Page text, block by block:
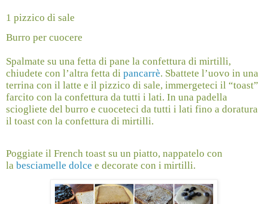
1 pizzico di sale
Burro per cuocere
Spalmate su una fetta di pane la confettura di mirtilli,
chiudete con l’altra fetta di pancarrè. Sbattete l’uovo in una
terrina con il latte e il pizzico di sale, immergeteci il “toast”
farcito con la confettura da tutti i lati. In una padella
sciogliete del burro e cuoceteci da tutti i lati fino a doratura
il toast con la confettura di mirtilli.
Poggiate il French toast su un piatto, nappatelo con
la besciamelle dolce e decorate con i mirtilli.